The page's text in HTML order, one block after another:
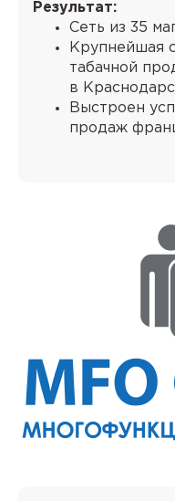
Результат:
Сеть из 35
Крупнейшая
табачной
в
Выстроен
продаж